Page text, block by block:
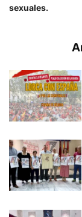
sexuales.